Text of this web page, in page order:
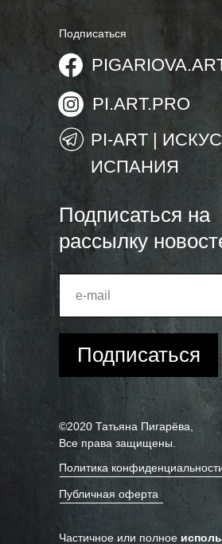
Подписаться
Подписаться на
рассылку
©2020 Татьяна Пигарёва,
Все права защищены.
Политика
Подписаться
Публичная оферта
Частичное или полное
PI-ART |
ИСПАНИЯ
PI.ART.PRO